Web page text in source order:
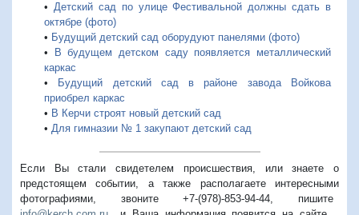
• Детский сад по улице Фестивальной должны сдать в
октябре (фото)
• Будущий детский сад оборудуют панелями (фото)
•
В будущем детском саду появляется металлический
каркас
•
Будущий детский сад в районе завода Войкова
приобрел каркас
• В Керчи строят новый детский сад
• Для гимназии № 1 закупают детский сад
Если Вы стали свидетелем происшествия, или знаете о
предстоящем событии, а также располагаете интересными
фотографиями, звоните +7-(978)-853-94-44, пишите